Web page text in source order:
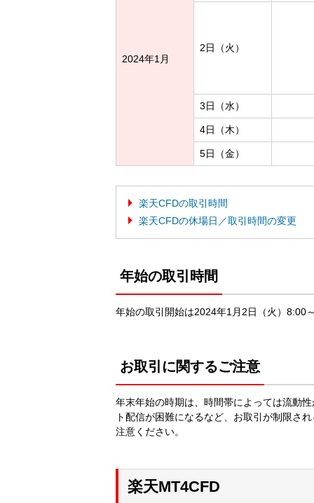
2024年1月
2日（火）
3日（水）
4日（木）
5日（金）
楽天CFDの取引時間
楽天CFDの休場日／取引時間の変更
年始の取引時間
年始の取引開始は2024年1月2日（火）8:00
お取引に関するご注意
年末年始の時期は、時間帯によっては流動
ト配信が困難になるなど、お取引が制限さ
注意ください。
楽天MT4CFD